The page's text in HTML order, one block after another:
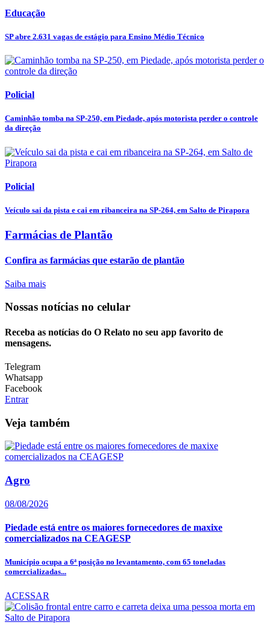
Educação
SP abre 2.631 vagas de estágio para Ensino Médio Técnico
Policial
Caminhão tomba na SP-250, em Piedade, após motorista perder o controle
da direção
Policial
Veículo sai da pista e cai em ribanceira na SP-264, em Salto de Pirapora
Farmácias de Plantão
Confira as farmácias que estarão de plantão
Saiba mais
Nossas notícias no celular
Receba as notícias do O Relato no seu app favorito de
mensagens.
Telegram
Whatsapp
Facebook
Entrar
Veja também
Agro
08/08/2026
Piedade está entre os maiores fornecedores de maxixe
comercializados na CEAGESP
Município ocupa a 6ª posição no levantamento, com 65 toneladas
comercializadas...
ACESSAR